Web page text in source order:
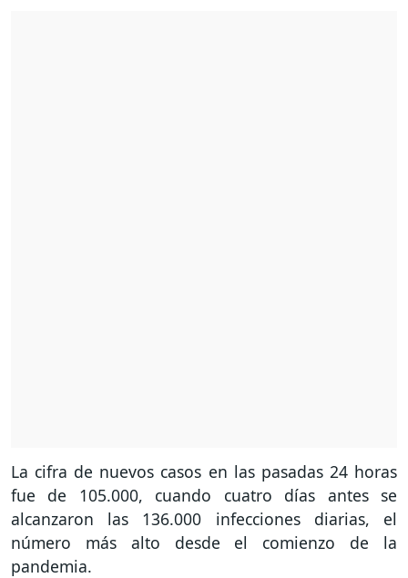
La cifra de nuevos casos en las pasadas 24 horas
fue de 105.000, cuando cuatro días antes se
alcanzaron las 136.000 infecciones diarias, el
número más alto desde el comienzo de la
pandemia.